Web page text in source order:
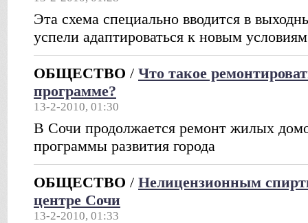
Эта схема специально вводится в
успели адаптироваться к новым условиям
ОБЩЕСТВО / Что такое
программе?
13-2-2010, 01:30
В Сочи продолжается ремонт жилых
программы развития города
ОБЩЕСТВО / Нелицензионным
центре Сочи
13-2-2010, 01:33